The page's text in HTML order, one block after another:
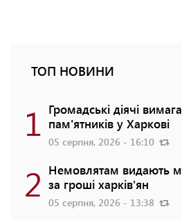
ТОП НОВИНИ
1 Громадські діячі
пам'ятників у Харкові
05 серпня, 2026 - 16:10
2 Немовлятам видають
за гроші харків'ян
05 серпня, 2026 - 13:38